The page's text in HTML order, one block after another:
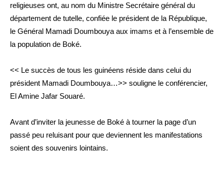
religieuses ont, au nom du Ministre Secrétaire général du
département de tutelle, confiée le président de la République,
le Général Mamadi Doumbouya aux imams et à l’ensemble de
la population de Boké.
<< Le succès de tous les guinéens réside dans celui du
président Mamadi Doumbouya…>> souligne le conférencier,
El Amine Jafar Souaré.
Avant d’inviter la jeunesse de Boké à tourner la page d’un
passé peu reluisant pour que deviennent les manifestations
soient des souvenirs lointains.